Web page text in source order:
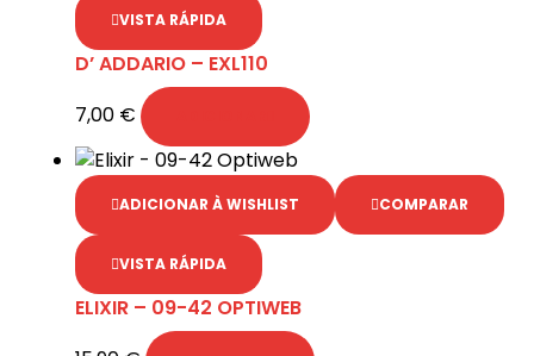
VISTA RÁPIDA
D’ ADDARIO – EXL110
7,00 €
ADICIONAR À WISHLIST COMPARAR
VISTA RÁPIDA
ELIXIR – 09-42 OPTIWEB